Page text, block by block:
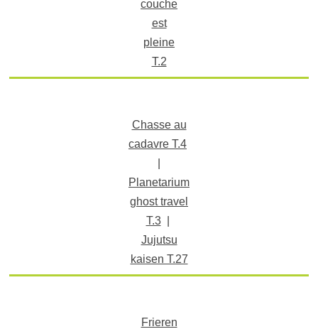
couche
est
pleine
T.2
Chasse au
cadavre T.4
Planetarium
ghost travel
T.3|
Jujutsu
kaisen T.27
Frieren